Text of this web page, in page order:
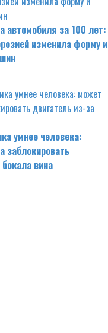
автомобиля за 100 лет:
изменила форму и
умнее человека:
заблокировать
вина